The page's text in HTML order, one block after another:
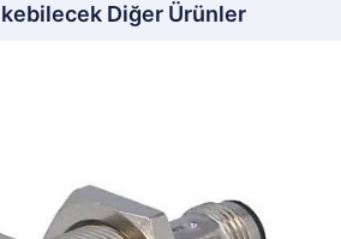
Diğer Ürünler